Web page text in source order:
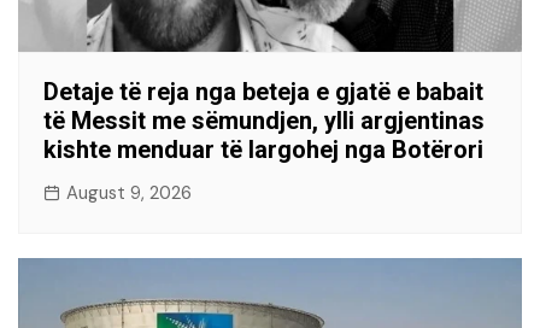
Detaje të reja nga beteja e gjatë e babait
të Messit me sëmundjen, ylli argjentinas
kishte menduar të largohej nga Botërori
August 9, 2026